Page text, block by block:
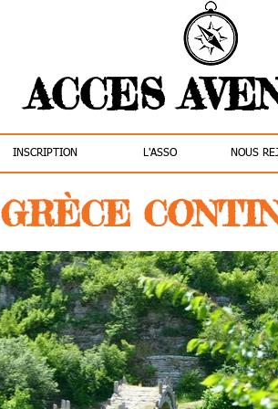
ACCES
INSCRIPTION L'ASSO NOUS
GRÈCE